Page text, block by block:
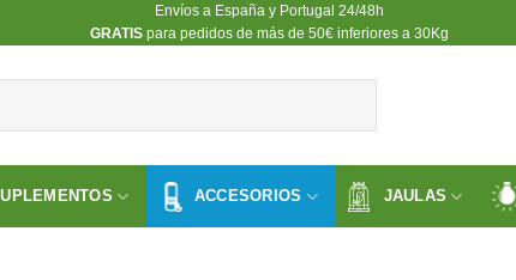
Envíos a España y Portugal 24/48h
​GRATISpara pedidos de más de 50€ inferiores a 30Kg
ACCESORIOS JAULAS